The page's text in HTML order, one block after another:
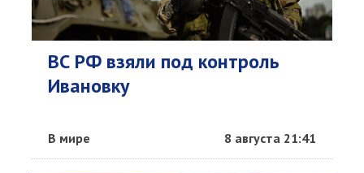
ВС РФ взяли под контроль
Ивановку
В мире 8 августа 21:41